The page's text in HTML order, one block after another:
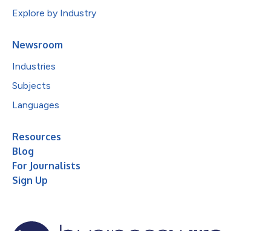
Explore by Industry
Newsroom
Industries
Subjects
Languages
Resources
Blog
For Journalists
Sign Up